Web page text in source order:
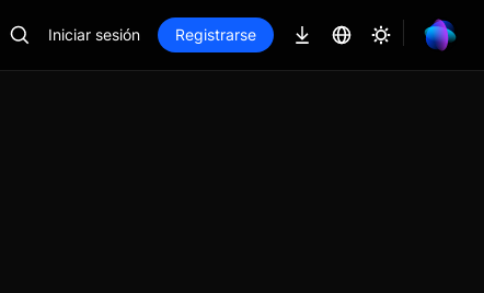
Iniciar sesión Registrarse